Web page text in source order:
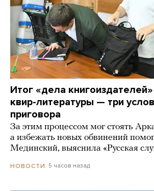
Итог «дела
квир-литературы — три
приговора
За этим процессом мог стоять
а избежать новых обвинений
Мединский, выяснила «Русская
НОВОСТИ 5 часов назад